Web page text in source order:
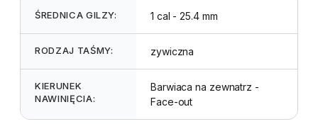
ŚREDNICA GILZY: 1 cal - 25.4 mm
RODZAJ TAŚMY: zywiczna
KIERUNEK
NAWINIĘCIA:
Barwiaca na zewnatrz -
Face-out